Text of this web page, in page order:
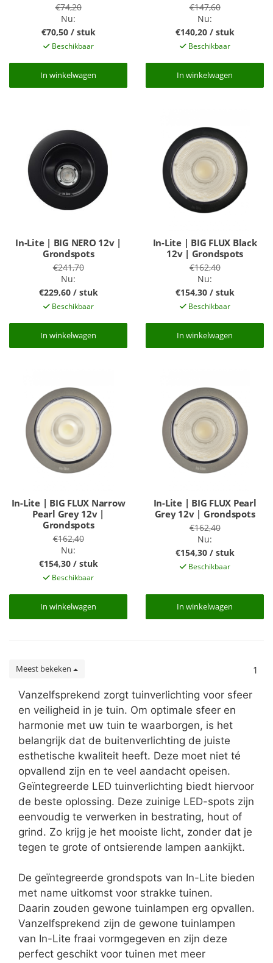
€74,20
Nu:
€70,50 / stuk
Beschikbaar
In winkelwagen
In winkelwagen
€147,60
Nu:
€140,20 / stuk
Beschikbaar
In winkelwagen
In winkelwagen
In-Lite | BIG NERO 12v |
Grondspots
€241,70
Nu:
€229,60 / stuk
Beschikbaar
In winkelwagen
In winkelwagen
In-Lite | BIG FLUX Black
12v | Grondspots
€162,40
Nu:
€154,30 / stuk
Beschikbaar
In winkelwagen
In winkelwagen
In-Lite | BIG FLUX Narrow
Pearl Grey 12v |
Grondspots
€162,40
Nu:
€154,30 / stuk
Beschikbaar
In winkelwagen
In winkelwagen
In-Lite | BIG FLUX Pearl
Grey 12v | Grondspots
€162,40
Nu:
€154,30 / stuk
Beschikbaar
In winkelwagen
In winkelwagen
Meest bekeken 1
Vanzelfsprekend zorgt tuinverlichting voor sfeer
en veiligheid in je tuin. Om optimale sfeer en
harmonie met uw tuin te waarborgen, is het
belangrijk dat de buitenverlichting de juiste
esthetische kwaliteit heeft. Deze moet niet té
opvallend zijn en te veel aandacht opeisen.
Geïntegreerde LED tuinverlichting biedt hiervoor
de beste oplossing. Deze zuinige LED-spots zijn
eenvoudig te verwerken in bestrating, hout of
grind. Zo krijg je het mooiste licht, zonder dat je
tegen te grote of ontsierende lampen aankijkt.
De geïntegreerde grondspots van In-Lite bieden
met name uitkomst voor strakke tuinen.
Daarin zouden gewone tuinlampen erg opvallen.
Vanzelfsprekend zijn de gewone tuinlampen
van In-Lite fraai vormgegeven en zijn deze
perfect geschikt voor tuinen met meer